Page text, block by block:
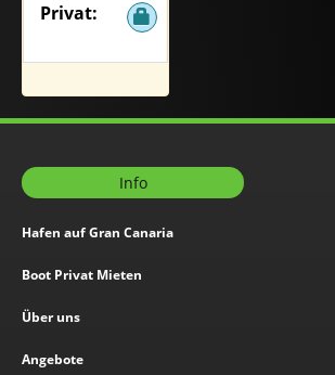
Privat:
Info
Hafen auf Gran Canaria
Boot Privat Mieten
Über uns
Angebote